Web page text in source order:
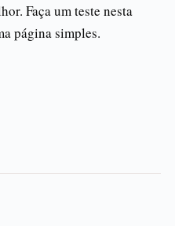
Faça um teste nesta
página simples.